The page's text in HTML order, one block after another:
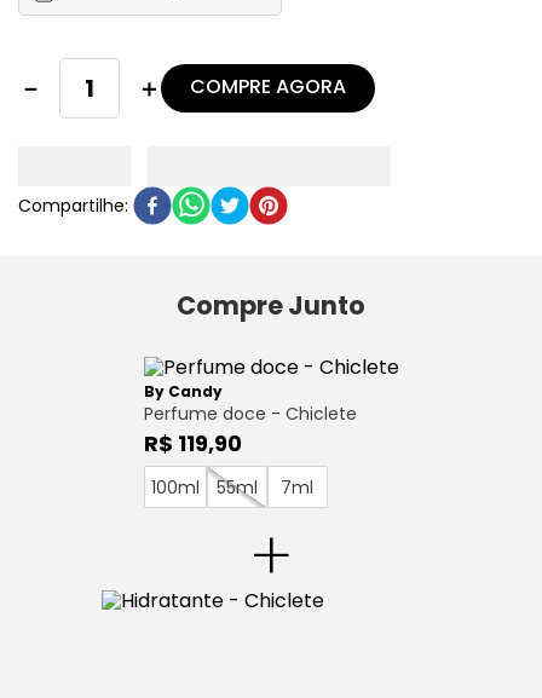
＋
－ COMPRE AGORA
Compre Junto
By Candy
Perfume doce - Chiclete
R$ 119,90
100ml 55ml 7ml
+